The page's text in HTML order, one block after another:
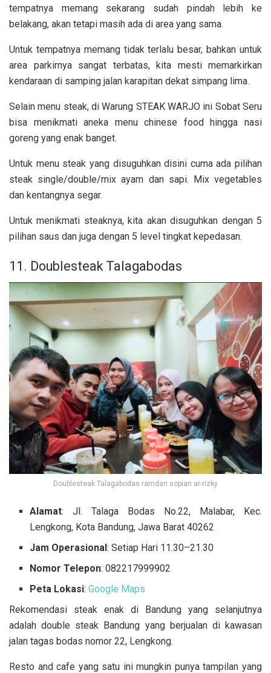
tempatnya memang sekarang sudah pindah lebih ke
belakang, akan tetapi masih ada di area yang sama.
Untuk tempatnya memang tidak terlalu besar, bahkan untuk
area parkirnya sangat terbatas, kita mesti memarkirkan
kendaraan di samping jalan karapitan dekat simpang lima.
Selain menu steak, di Warung STEAK WARJO ini Sobat Seru
bisa menikmati aneka menu chinese food hingga nasi
goreng yang enak banget.
Untuk menu steak yang disuguhkan disini cuma ada pilihan
steak single/double/mix ayam dan sapi. Mix vegetables
dan kentangnya segar.
Untuk menikmati steaknya, kita akan disuguhkan dengan 5
pilihan saus dan juga dengan 5 level tingkat kepedasan.
11. Doublesteak Talagabodas
Doublesteak Talagabodas ramdan sopian ar-rizky
Alamat: Jl. Talaga Bodas No.22, Malabar, Kec.
Lengkong, Kota Bandung, Jawa Barat 40262
Jam Operasional: Setiap Hari 11.30–21.30
Nomor Telepon: 082217999902
Peta Lokasi:Google Maps
Rekomendasi steak enak di Bandung yang selanjutnya
adalah double steak Bandung yang berjualan di kawasan
jalan tagas bodas nomor 22, Lengkong.
Resto and cafe yang satu ini mungkin punya tampilan yang